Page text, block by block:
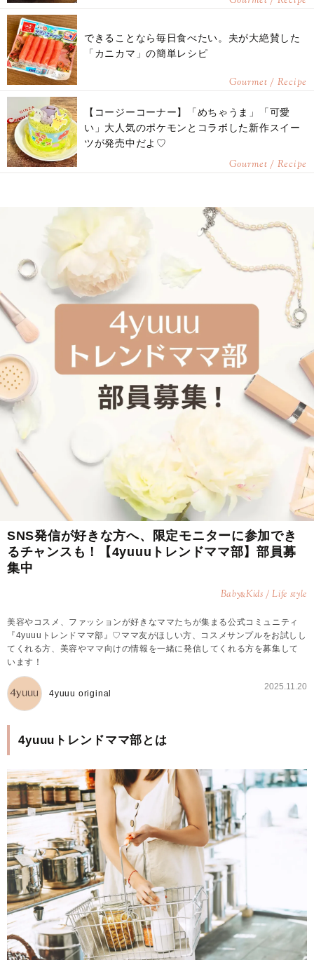
できることなら毎日食べたい。夫が大絶賛した
「カニカマ」の簡単レシピ
Gourmet / Recipe
【コージーコーナー】「めちゃうま」「可愛
い」大人気のポケモンとコラボした新作スイー
ツが発売中だよ♡
Gourmet / Recipe
SNS発信が好きな方へ、限定モニターに参加でき
るチャンスも！【4yuuuトレンドママ部】部員募
集中
Baby&Kids / Life style
美容やコスメ、ファッションが好きなママたちが集まる公式コミュニティ
『4yuuuトレンドママ部』♡ママ友がほしい方、コスメサンプルをお試しし
てくれる方、美容やママ向けの情報を一緒に発信してくれる方を募集して
います！
4yuuu original
2025.11.20
4yuuuトレンドママ部とは